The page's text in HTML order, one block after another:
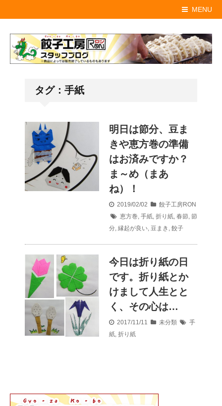
MENU
タグ：手紙
明日は節分、豆ま
きや恵方巻の準備
はお済みですか？
ま～め（まあ
ね）！
2019/02/02
餃子工房RON
恵方巻 手紙 折り紙 春節 節
分 縁起が良い 豆まき 餃子
今日は折り紙の日
です。折り紙とか
けまして人生とと
く、その心は…
2017/11/11 未分類
手
紙 折り紙